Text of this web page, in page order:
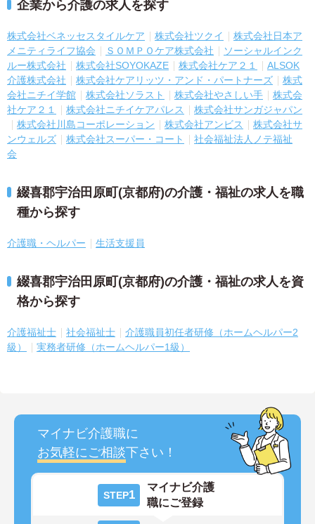
企業から介護の求人を探す
株式会社ベネッセスタイルケア 株式会社ツクイ
株式会社日本ア
メニティライフ協会
ＳＯＭＰＯケア株式会社
ソーシャルインク
ルー株式会社
株式会社SOYOKAZE 株式会社ケア２１
ALSOK
介護株式会社
株式会社ケアリッツ・アンド・パートナーズ
株式
会社ニチイ学館
株式会社ソラスト 株式会社やさしい手
株式会
社ケア２１
株式会社ニチイケアパレス
株式会社サンガジャパン
株式会社川島コーポレーション
株式会社アンビス
株式会社サ
ンウェルズ
株式会社スーパー・コート
社会福祉法人ノテ福祉
会
綴喜郡宇治田原町(京都府)の介護・福祉の求人を職
種から探す
介護職・ヘルパー 生活支援員
綴喜郡宇治田原町(京都府)の介護・福祉の求人を資
格から探す
介護福祉士 社会福祉士
介護職員初任者研修（ホームヘルパー2
級）
実務者研修（ホームヘルパー1級）
マイナビ介護職に
お気軽にご相談下さい！
STEP1
マイナビ介護
職にご登録